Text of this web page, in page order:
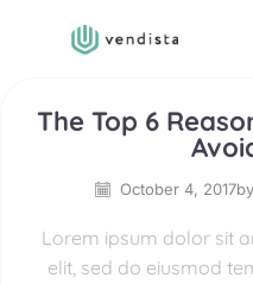
The Top 6
October 4, 2017by
Lorem ipsum dolor sit
elit, sed do eiusmod